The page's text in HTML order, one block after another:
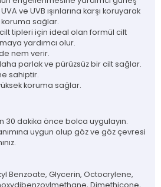
ve UVB ışınlarına karşı koruyarak
sağlar.
tipleri için ideal olan formül cilt
yardımcı olur.
nem verir.
parlak ve pürüzsüz bir cilt sağlar.
sahiptir.
koruma sağlar.
30 dakika önce bolca uygulayın.
uygun olup göz ve göz çevresi
Benzoate, Glycerin, Octocrylene,